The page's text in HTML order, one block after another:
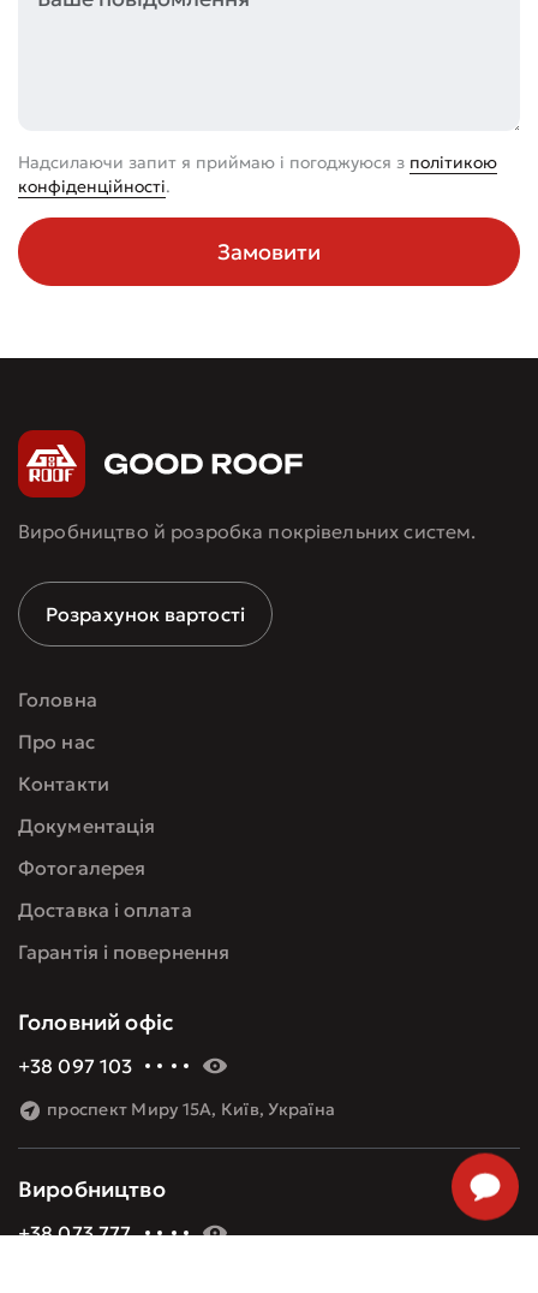
Надсилаючи запит я приймаю і погоджуюся з політикою
конфіденційності.
Замовити
Виробництво й розробка покрівельних систем.
Розрахунок вартості
Головна
Про нас
Контакти
Документація
Фотогалерея
Доставка і оплата
Гарантія і повернення
Головний офіс
+38 097 103 60 09
проспект Миру 15А, Київ, Україна
Виробництво
+38 073 777 48 08